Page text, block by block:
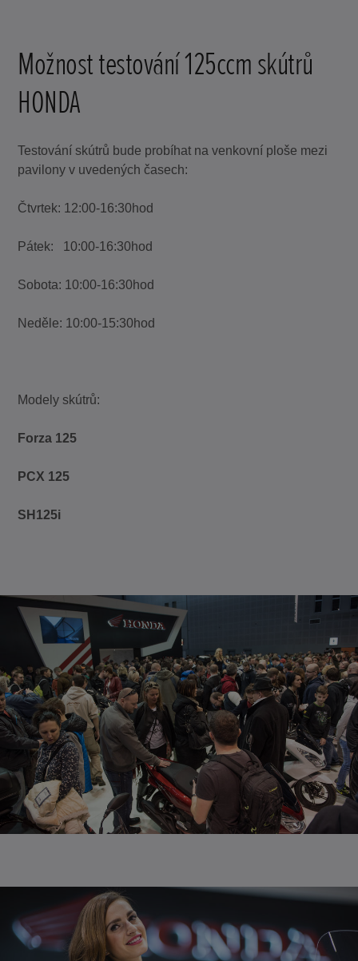
Možnost testování 125ccm skútrů
HONDA
Testování skútrů bude probíhat na venkovní ploše mezi
pavilony v uvedených časech:
Čtvrtek: 12:00-16:30hod
Pátek: 10:00-16:30hod
Sobota: 10:00-16:30hod
Neděle: 10:00-15:30hod
Modely skútrů:
Forza 125
PCX 125
SH125i